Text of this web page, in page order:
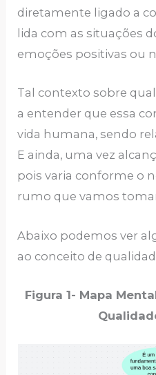
diretamente ligado a
lida com as situações
emoções positivas ou
Tal contexto sobre
a entender que essa
vida humana, sendo
E ainda, uma vez
pois varia conforme o
rumo que vamos
Abaixo podemos ver
ao conceito de
Figura 1- Mapa